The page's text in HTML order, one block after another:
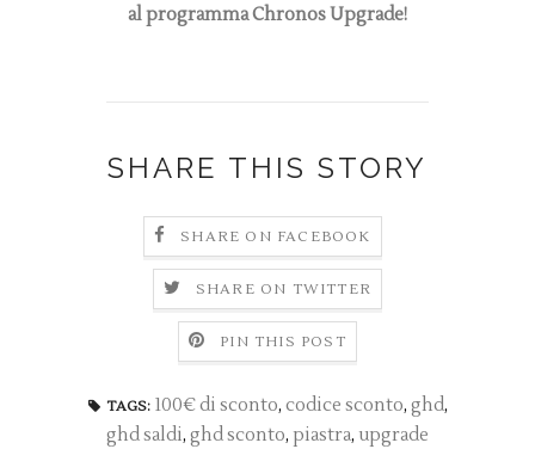
al programma Chronos Upgrade!
SHARE THIS STORY
SHARE ON FACEBOOK
SHARE ON TWITTER
PIN THIS POST
TAGS: 100€ di sconto, codice sconto, ghd,
ghd saldi, ghd sconto, piastra, upgrade